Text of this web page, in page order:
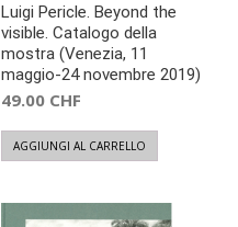
Luigi Pericle. Beyond the
visible. Catalogo della
mostra (Venezia, 11
maggio-24 novembre 2019)
49.00 CHF
AGGIUNGI AL CARRELLO